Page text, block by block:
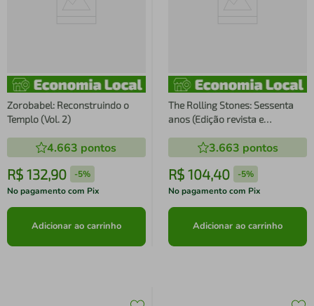
Zorobabel: Reconstruindo o
Templo (Vol. 2)
4.663 pontos
R$ 132,90 -5%
No pagamento com Pix
Adicionar ao carrinho
The Rolling Stones: Sessenta
anos (Edição revista e
3.663 pontos
R$ 104,40 -5%
No pagamento com Pix
Adicionar ao carrinho